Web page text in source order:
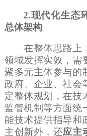
2.现代化生态
总体架构
在整体思路上，
领域发挥实效，需
聚多元主体参与的
政府、企业、社会
定整体规划，在技
监管机制等方面统
能技术提供指导和
主创新外，还应主